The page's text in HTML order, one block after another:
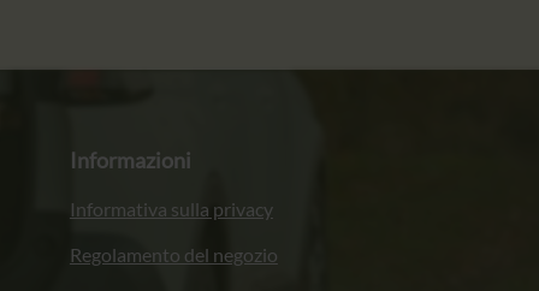
Informazioni
Informativa sulla privacy
Regolamento del negozio